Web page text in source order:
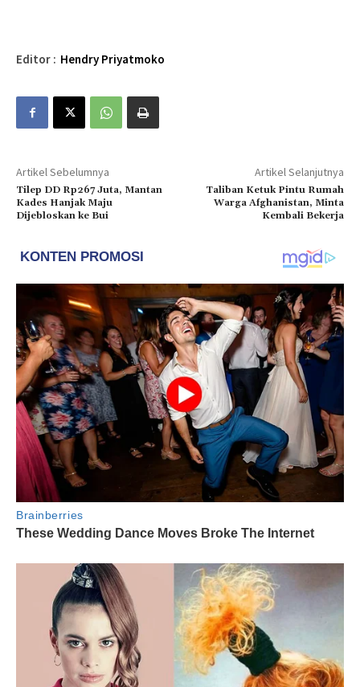
Editor : Hendry Priyatmoko
Artikel Sebelumnya
Tilep DD Rp267 Juta, Mantan
Kades Hanjak Maju
Dijebloskan ke Bui
Artikel Selanjutnya
Taliban Ketuk Pintu Rumah
Warga Afghanistan, Minta
Kembali Bekerja